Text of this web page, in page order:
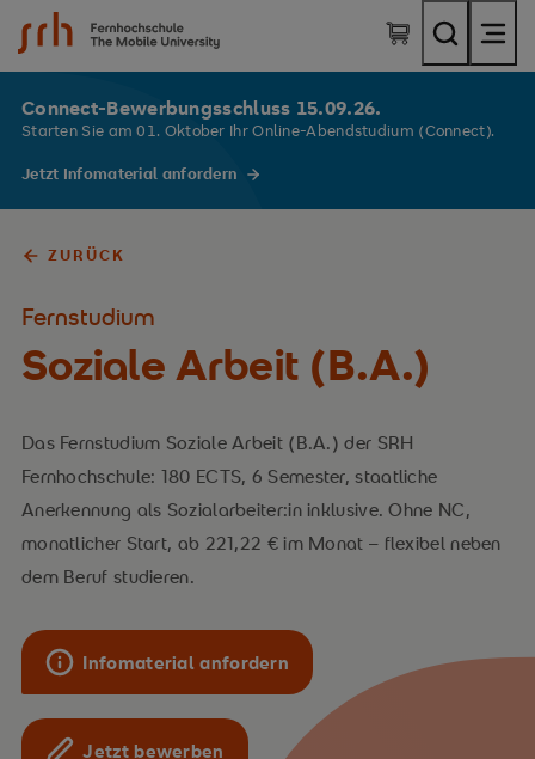
SRH Fernhochschule - The Mobile University
Connect-Bewerbungsschluss 15.09.26.
Starten Sie am 01. Oktober Ihr Online-Abendstudium (Connect).
Jetzt Infomaterial anfordern
ZURÜCK
Fernstudium
Soziale Arbeit (B.A.)
Das Fernstudium Soziale Arbeit (B.A.) der SRH
Fernhochschule: 180 ECTS, 6 Semester, staatliche
Anerkennung als Sozialarbeiter:in inklusive. Ohne NC,
monatlicher Start, ab 221,22 € im Monat – flexibel neben
dem Beruf studieren.
Infomaterial anfordern
Jetzt bewerben